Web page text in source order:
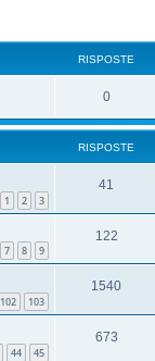
RISPOSTE
0
RISPOSTE
1 2 3
41
7 8 9
122
102 103
1540
44 45
673